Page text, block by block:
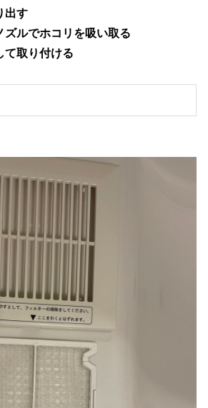
出す
ズルでホコリを吸い取る
取り付ける